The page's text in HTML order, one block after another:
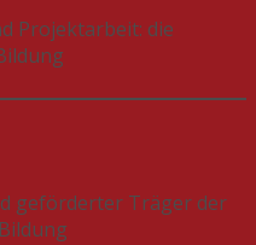
Projektarbeit: die
geförderter Träger der